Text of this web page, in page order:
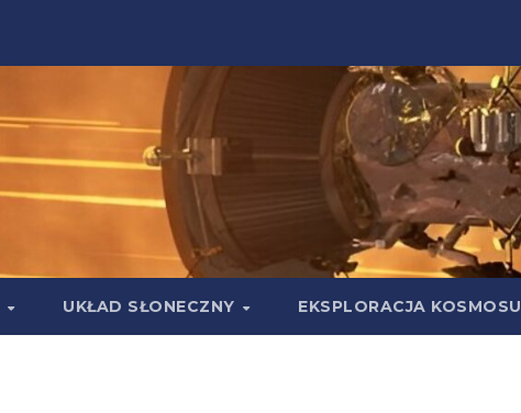
UKŁAD SŁONECZNY EKSPLORACJA KOSMOSU